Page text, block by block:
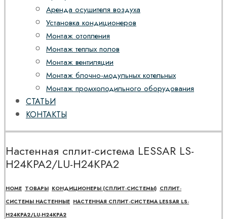
Аренда осушителя воздуха
Установка кондиционеров
Монтаж отопления
Монтаж теплых полов
Монтаж вентиляции
Монтаж блочно-модульных котельных
Монтаж промхолодильного оборудования
СТАТЬИ
КОНТАКТЫ
Настенная сплит-система LESSAR LS-
H24KPA2/LU-H24KPA2
HOME ТОВАРЫ КОНДИЦИОНЕРЫ (СПЛИТ-СИСТЕМЫ) СПЛИТ-
СИСТЕМЫ НАСТЕННЫЕ НАСТЕННАЯ СПЛИТ-СИСТЕМА LESSAR LS-
H24KPA2/LU-H24KPA2